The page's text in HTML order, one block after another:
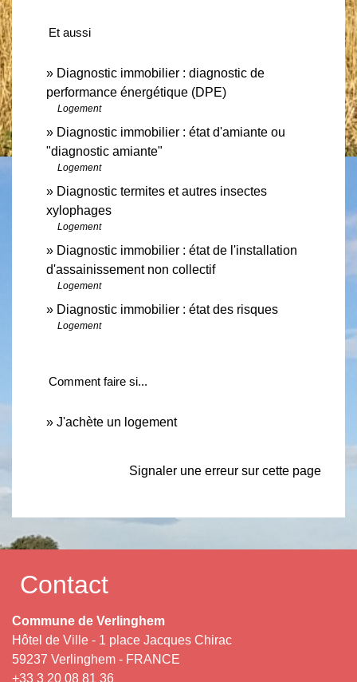
Et aussi
Diagnostic immobilier : diagnostic de
performance énergétique (DPE)
Logement
Diagnostic immobilier : état d'amiante ou
"diagnostic amiante"
Logement
Diagnostic termites et autres insectes
xylophages
Logement
Diagnostic immobilier : état de l'installation
d'assainissement non collectif
Logement
Diagnostic immobilier : état des risques
Logement
Comment faire si...
J'achète un logement
Signaler une erreur sur cette page
Contact
Commune de Verlinghem
Hôtel de Ville - 1 place Jacques Chirac
59237 Verlinghem - FRANCE
+33 3 20 08 81 36